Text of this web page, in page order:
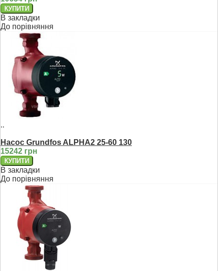
В закладки
До порівняння
..
Насос Grundfos ALPHA2 25-60 130
15242 грн
В закладки
До порівняння